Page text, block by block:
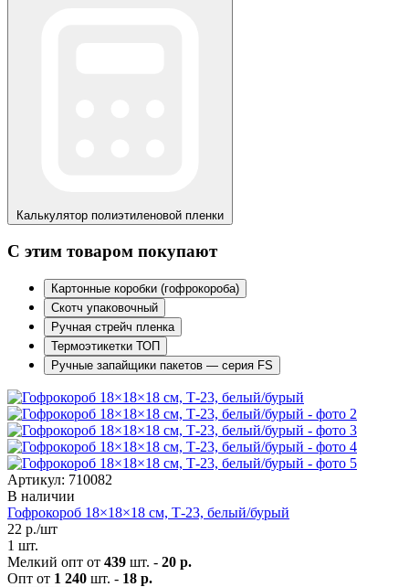
Калькулятор полиэтиленовой пленки
С этим товаром покупают
Картонные коробки (гофрокороба)
Скотч упаковочный
Ручная стрейч пленка
Термоэтикетки ТОП
Ручные запайщики пакетов — серия FS
Артикул: 710082
В наличии
Гофрокороб 18×18×18 см, Т-23, белый/бурый
22 р./шт
1 шт.
Мелкий опт от 439 шт. - 20 р.
Опт от 1 240 шт. - 18 р.